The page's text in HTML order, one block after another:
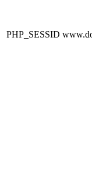
PHP_SESSID